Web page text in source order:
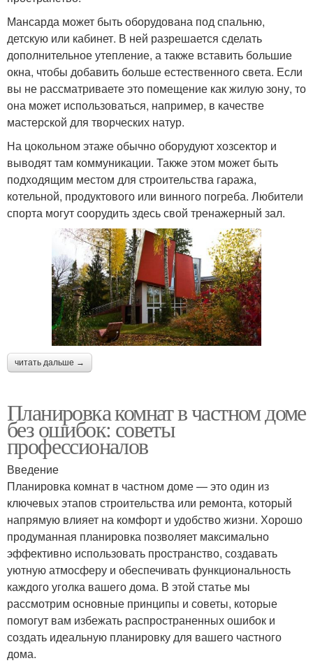
Мансарда может быть оборудована под спальню,
детскую или кабинет. В ней разрешается сделать
дополнительное утепление, а также вставить большие
окна, чтобы добавить больше естественного света. Если
вы не рассматриваете это помещение как жилую зону, то
она может использоваться, например, в качестве
мастерской для творческих натур.
На цокольном этаже обычно оборудуют хозсектор и
выводят там коммуникации. Также этом может быть
подходящим местом для строительства гаража,
котельной, продуктового или винного погреба. Любители
спорта могут соорудить здесь свой тренажерный зал.
читать дальше →
Планировка комнат в частном доме
без ошибок: советы
профессионалов
Введение
Планировка комнат в частном доме — это один из
ключевых этапов строительства или ремонта, который
напрямую влияет на комфорт и удобство жизни. Хорошо
продуманная планировка позволяет максимально
эффективно использовать пространство, создавать
уютную атмосферу и обеспечивать функциональность
каждого уголка вашего дома. В этой статье мы
рассмотрим основные принципы и советы, которые
помогут вам избежать распространенных ошибок и
создать идеальную планировку для вашего частного
дома.